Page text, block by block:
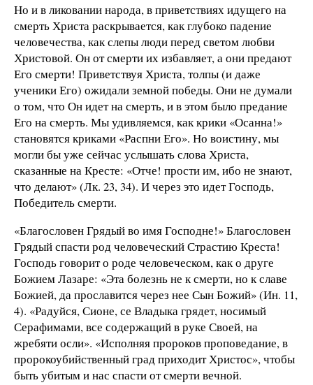
Но и в ликовании народа, в приветствиях идущего на
смерть Христа раскрывается, как глубоко падение
человечества, как слепы люди перед светом любви
Христовой. Он от смерти их избавляет, а они предают
Его смерти! Приветствуя Христа, толпы (и даже
ученики Его) ожидали земной победы. Они не думали
о том, что Он идет на смерть, и в этом было предание
Его на смерть. Мы удивляемся, как крики «Осанна!»
становятся криками «Распни Его». Но воистину, мы
могли бы уже сейчас услышать слова Христа,
сказанные на Кресте: «Отче! прости им, ибо не знают,
что делают» (Лк. 23, 34). И через это идет Господь,
Победитель смерти.
«Благословен Грядый во имя Господне!» Благословен
Грядый спасти род человеческий Страстию Креста!
Господь говорит о роде человеческом, как о друге
Божием Лазаре: «Эта болезнь не к смерти, но к славе
Божией, да прославится через нее Сын Божий» (Ин. 11,
4). «Радуйся, Сионе, се Владыка грядет, носимый
Серафимами, все содержащий в руке Своей, на
жребяти осли». «Исполняя пророков проповедание, в
пророкоубийственный град приходит Христос», чтобы
быть убитым и нас спасти от смерти вечной.